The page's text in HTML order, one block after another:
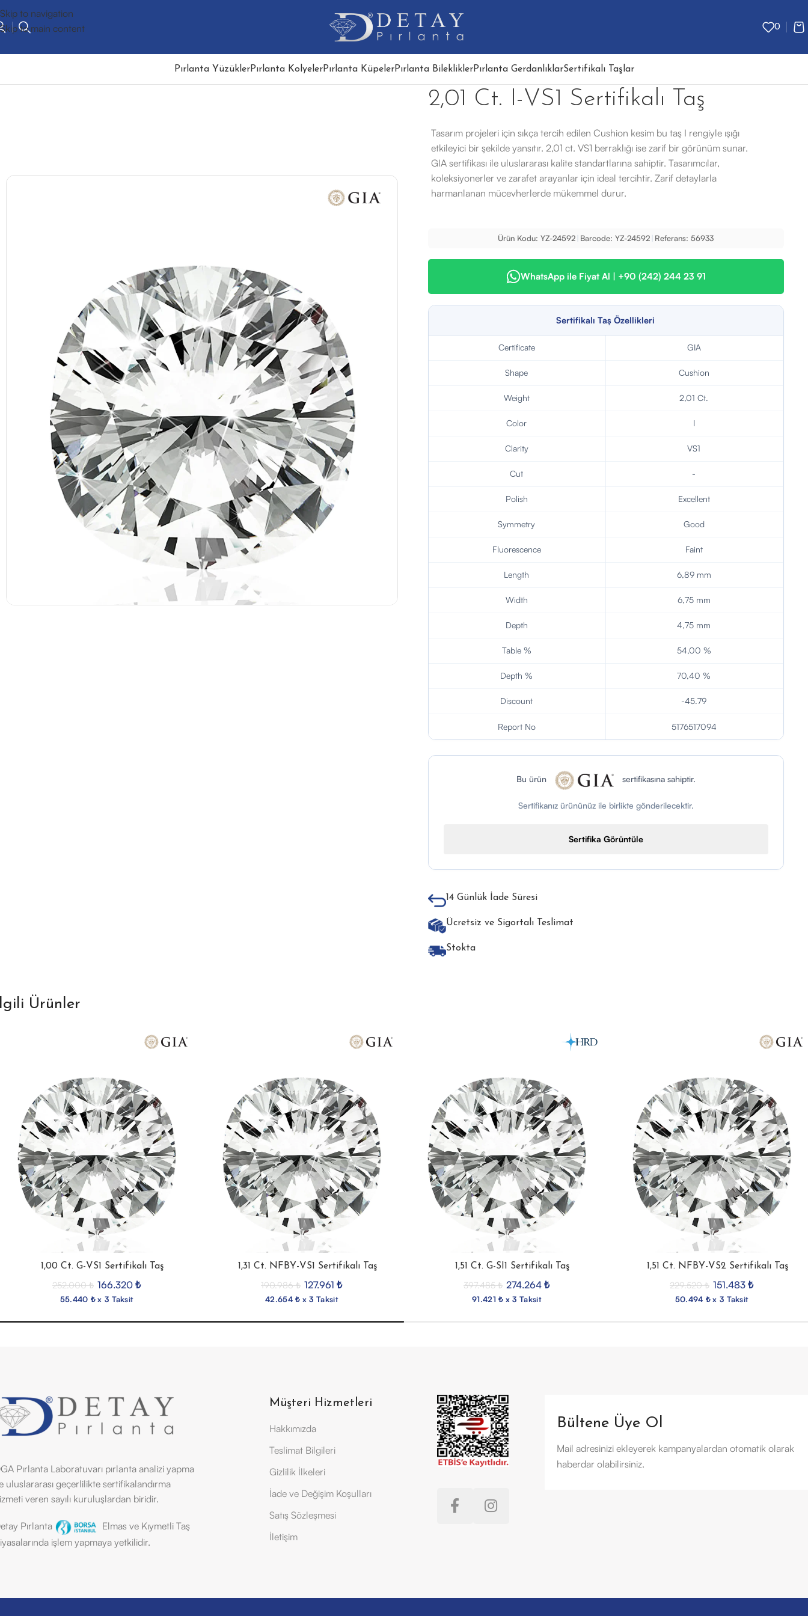
Skip to navigation
Skip to main content
0
Pırlanta YüzüklerPırlanta KolyelerPırlanta KüpelerPırlanta BilekliklerPırlanta GerdanlıklarSertifikalı Taşlar
2,01 Ct. I-VS1 Sertifikalı Taş
Tasarım projeleri için sıkça tercih edilen Cushion kesim bu taş I rengiyle ışığı
etkileyici bir şekilde yansıtır. 2,01 ct. VS1 berraklığı ise zarif bir görünüm sunar.
GIA sertifikası ile uluslararası kalite standartlarına sahiptir. Tasarımcılar,
koleksiyonerler ve zarafet arayanlar için ideal tercihtir. Zarif detaylarla
harmanlanan mücevherlerde mükemmel durur.
Ürün Kodu: YZ-24592 Barcode: YZ-24592 Referans: 56933
WhatsApp ile Fiyat Al | +90 (242) 244 23 91
Sertifikalı Taş Özellikleri
Certificate GIA
Shape Cushion
Weight 2,01 Ct.
Color I
Clarity VS1
Cut -
Polish Excellent
Symmetry Good
Fluorescence Faint
Length 6,89 mm
Width 6,75 mm
Depth 4,75 mm
Table % 54,00 %
Depth % 70,40 %
Discount -45.79
Report No 5176517094
Bu ürün sertifikasına sahiptir.
Sertifikanız ürününüz ile birlikte gönderilecektir.
Sertifika Görüntüle
14 Günlük İade Süresi
Ücretsiz ve Sigortalı Teslimat
Stokta
Ürünler
1,00 Ct. G-VS1 Sertifikalı Taş
252.000₺ 166.320 ₺
55.440 ₺ x 3 Taksit
1,31 Ct. NFBY-VS1 Sertifikalı Taş
190.986₺ 127.961 ₺
42.654 ₺ x 3 Taksit
1,51 Ct. G-SI1 Sertifikalı Taş
397.485₺ 274.264 ₺
91.421 ₺ x 3 Taksit
1,51 Ct. NFBY-VS2 Sertifikalı Taş
229.520₺ 151.483 ₺
50.494 ₺ x 3 Taksit
Pırlanta Laboratuvarı pırlanta analizi yapma
uluslararası geçerlilikte sertifikalandırma
veren sayılı kuruluşlardan biridir.
Pırlanta
Elmas ve Kıymetli Taş
işlem yapmaya yetkilidir.
Müşteri Hizmetleri
Hakkımızda
Teslimat Bilgileri
Gizlilik İlkeleri
İade ve Değişim Koşulları
Satış Sözleşmesi
İletişim
Bültene Üye Ol
Mail adresinizi ekleyerek kampanyalardan otomatik olarak
haberdar olabilirsiniz.